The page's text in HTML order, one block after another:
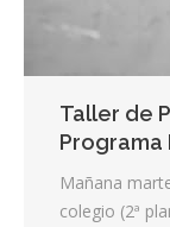
Taller de
Programa
Mañana
colegio (2ª